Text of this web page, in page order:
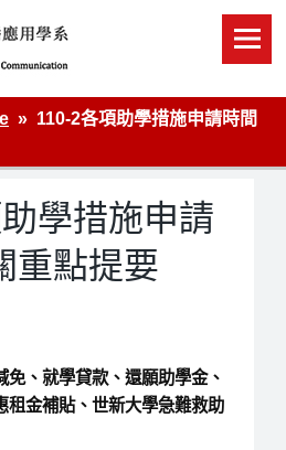
110-2各項助學措施申請時間
學措施申請
重點提要
免、就學貸款、還願助學金、
租金補貼、世新大學急難救助